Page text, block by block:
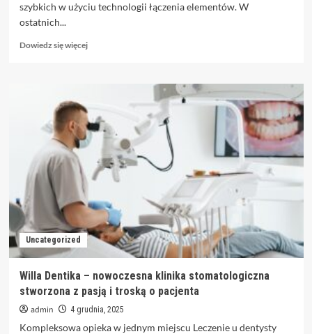
szybkich w użyciu technologii łączenia elementów. W
ostatnich...
Dowiedz się więcejDowiedz
kleje
i
akcesoria
w
branży
meblarskiej
innowacyjne
rozwiązania
przemysłowe
Uncategorized
Willa Dentika – nowoczesna klinika stomatologiczna
stworzona z pasją i troską o pacjenta
admin 4 grudnia, 2025
Kompleksowa opieka w jednym miejscu Leczenie u dentysty